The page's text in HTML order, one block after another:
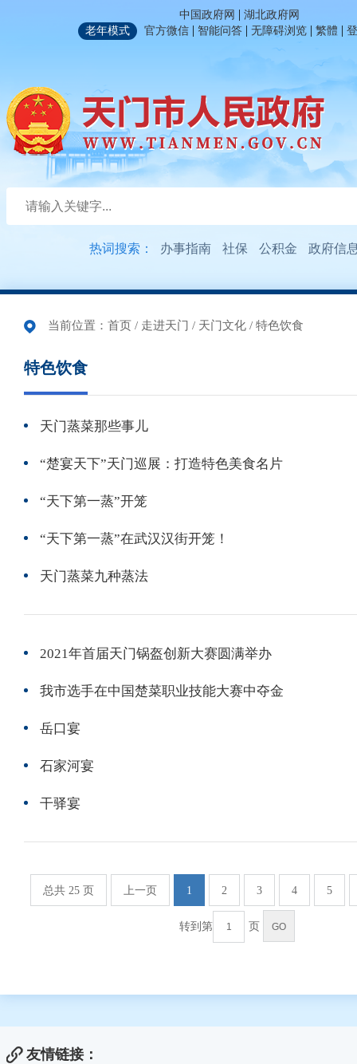
中国政府网 | 湖北政府网
老年模式
官方微信 | 智能问答 | 无障碍浏览 | 繁體 |
热词搜索： 办事指南 社保 公积金 政府信
当前位置： 首页 / 走进天门 / 天门文化 / 特色饮食
特色饮食
天门蒸菜那些事儿
“楚宴天下”天门巡展：打造特色美食名片
“天下第一蒸”开笼
“天下第一蒸”在武汉汉街开笼！
天门蒸菜九种蒸​法
2021年首届天门锅盔创新大赛圆满举办
我市选手在中国楚菜职业技能大赛中夺金
岳口宴
石家河宴
干驿宴
总共 25 页 上一页 1 2 3 4 5
转到第 页
友情链接：